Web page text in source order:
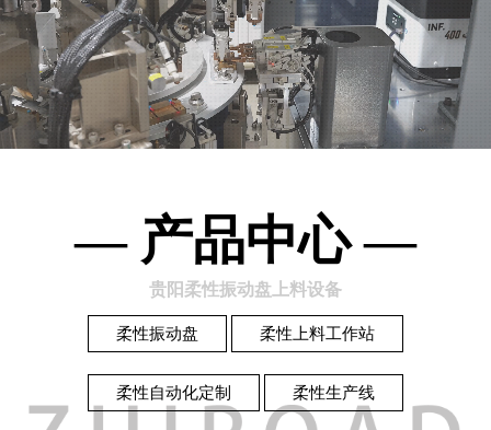
— 产品中心 —
贵阳柔性振动盘上料设备
柔性振动盘 柔性上料工作站
柔性自动化定制 柔性生产线